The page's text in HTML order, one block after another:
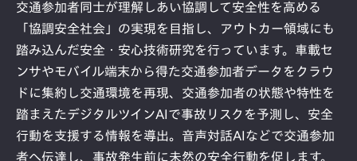
交通参加者同士が理解しあい協調して安全性を高める
「協調安全社会」の実現を目指し、アウトカー領域にも
踏み込んだ安全・安心技術研究を行っています。車載セ
ンサやモバイル端末から得た交通参加者データをクラウ
ドに集約し交通環境を再現、交通参加者の状態や特性を
踏まえたデジタルツインAIで事故リスクを予測し、安全
行動を支援する情報を導出。音声対話AIなどで交通参加
者へ伝達し、事故発生前に未然の安全行動を促します。